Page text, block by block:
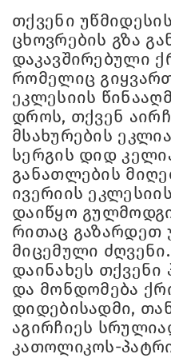
თქვენი
ცხოვრების გზა
დაკავშირებული
რომელიც
ეკლესიის
დროს, თქვენ
მსახურების
სერგის დიდ
განათლების
ივერიის
დაიწყო
რითაც გაზარდეთ
მიცემული
დაინახეს თქვენი
და მონდომება
დიდებისადმი,
აგირჩიეს
კათოლიკოს-